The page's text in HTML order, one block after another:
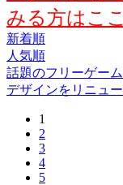
みる方はこ
新着順
人気順
話題のフリーゲーム
デザインをリニュ
1
2
3
4
5